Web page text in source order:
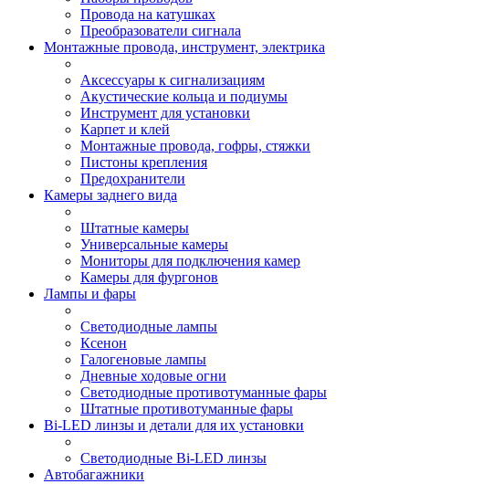
Провода на катушках
Преобразователи сигнала
Монтажные провода, инструмент, электрика
Аксессуары к сигнализациям
Акустические кольца и подиумы
Инструмент для установки
Карпет и клей
Монтажные провода, гофры, стяжки
Пистоны крепления
Предохранители
Камеры заднего вида
Штатные камеры
Универсальные камеры
Мониторы для подключения камер
Камеры для фургонов
Лампы и фары
Светодиодные лампы
Ксенон
Галогеновые лампы
Дневные ходовые огни
Светодиодные противотуманные фары
Штатные противотуманные фары
Bi-LED линзы и детали для их установки
Светодиодные Bi-LED линзы
Автобагажники